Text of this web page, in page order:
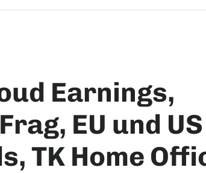
Earnings,
EU und US
TK Home